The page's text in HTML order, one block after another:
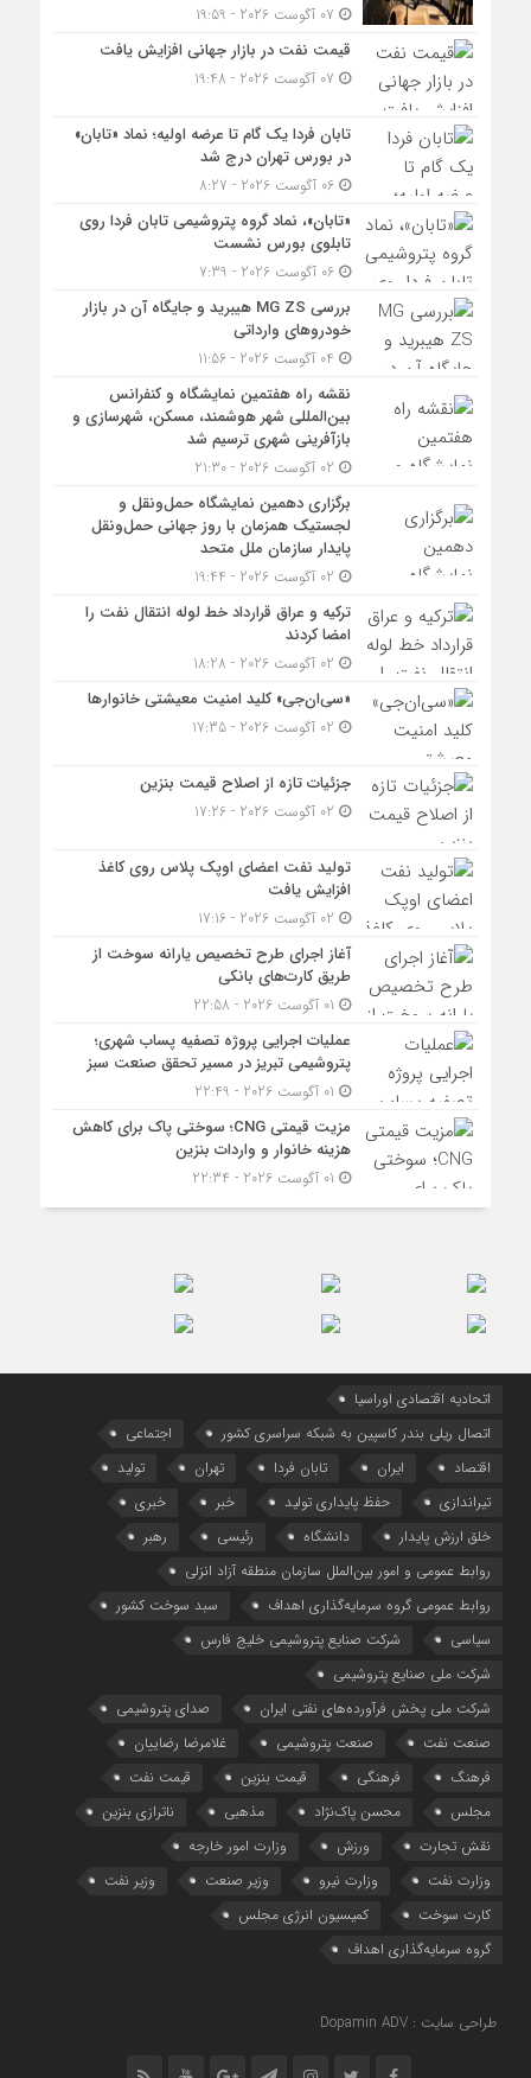
قیمت نفت در بازار جهانی افزایش یافت
تابان فردا یک گام تا عرضه اولیه؛ نماد «تابان»
در بورس تهران درج شد
06 آگوست 2026 - 8:27
«تابان»، نماد گروه پتروشیمی تابان فردا روی
تابلوی بورس نشست
06 آگوست 2026 - 7:39
بررسی MG ZS هیبرید و جایگاه آن در بازار
خودروهای وارداتی
نقشه راه هفتمین نمایشگاه و کنفرانس
بین‌المللی شهر هوشمند، مسکن، شهرسازی و
بازآفرینی شهری ترسیم شد
برگزاری دهمین نمایشگاه حمل‌ونقل و
لجستیک همزمان با روز جهانی حمل‌ونقل
پایدار سازمان ملل متحد
ترکیه و عراق قرارداد خط لوله انتقال نفت را
امضا کردند
«سی‌ان‌جی» کلید امنیت معیشتی خانوارها
جزئیات تازه از اصلاح قیمت بنزین
تولید نفت اعضای اوپک پلاس روی کاغذ
افزایش یافت
آغاز اجرای طرح تخصیص یارانه سوخت از
طریق کارت‌های بانکی
عملیات اجرایی پروژه تصفیه پساب شهری؛
پتروشیمی تبریز در مسیر تحقق صنعت سبز
مزیت قیمتی CNG؛ سوختی پاک برای کاهش
هزینه خانوار و واردات بنزین
اتحادیه اقتصادی اوراسیا
اتصال ریلی بندر کاسپین به شبکه سراسری کشور
اجتماعی
اقتصاد
ایران تابان فردا تهران
تولید
تیراندازی
حفظ پایداری تولید خبر
خبری
خلق ارزش پایدار
دانشگاه رئیسی
رهبر
روابط عمومی و امور بین‌الملل سازمان منطقه آزاد انزلی
روابط عمومی گروه سرمایه‌گذاری اهداف
سبد سوخت کشور
سیاسی
شرکت صنایع پتروشیمی خلیج فارس
شرکت ملی صنایع پتروشیمی
شرکت ملی پخش فرآورده‌های نفتی ایران
صدای پتروشیمی
صنعت نفت
صنعت پتروشیمی
غلامرضا رضاییان
فرهنگ
فرهنگی قیمت بنزین
قیمت نفت
مجلس
محسن پاک‌نژاد مذهبی
ناترازی بنزین
نقش تجارت
ورزش
وزارت امور خارجه
وزارت نفت
وزارت نیرو وزیر صنعت
وزیر نفت
کارت سوخت
کمیسیون انرژی مجلس
گروه سرمایه‌‌گذاری اهداف
طراحی سایت : Dopamin ADV